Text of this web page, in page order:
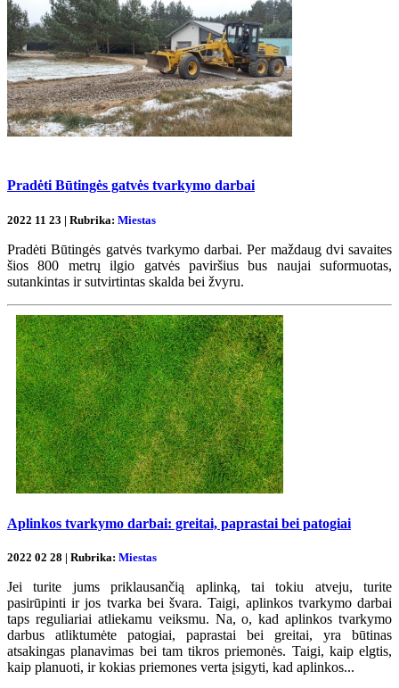
Pradėti Būtingės gatvės tvarkymo darbai
2022 11 23 | Rubrika: Miestas
Pradėti Būtingės gatvės tvarkymo darbai. Per maždaug dvi savaites
šios 800 metrų ilgio gatvės paviršius bus naujai suformuotas,
sutankintas ir sutvirtintas skalda bei žvyru.
Aplinkos tvarkymo darbai: greitai, paprastai bei patogiai
2022 02 28 | Rubrika: Miestas
Jei turite jums priklausančią aplinką, tai tokiu atveju, turite
pasirūpinti ir jos tvarka bei švara. Taigi, aplinkos tvarkymo darbai
taps reguliariai atliekamu veiksmu. Na, o, kad aplinkos tvarkymo
darbus atliktumėte patogiai, paprastai bei greitai, yra būtinas
atsakingas planavimas bei tam tikros priemonės. Taigi, kaip elgtis,
kaip planuoti, ir kokias priemones verta įsigyti, kad aplinkos...